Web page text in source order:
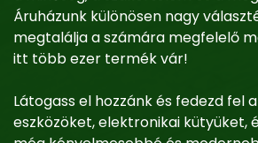
Áruházunk különösen nagy
megtalálja a számára megfelelő
itt több ezer termék vár!
Látogass el hozzánk és fedezd fel
eszközöket, elektronikai kütyüket,